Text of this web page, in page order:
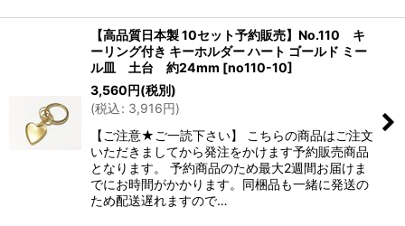
【高品質日本製 10セット予約販売】No.110 キ
ーリング付き キーホルダー ハート ゴールド ミー
ル皿 土台 約24mm [no110-10]
3,560円(税別)
(税込: 3,916円)
【ご注意★ご一読下さい】 こちらの商品はご注文
いただきましてから発注をかけます予約販売商品
となります。 予約商品のため最大2週間お届けま
でにお時間がかかります。同梱品も一緒に発送の
ため配送遅れますので…